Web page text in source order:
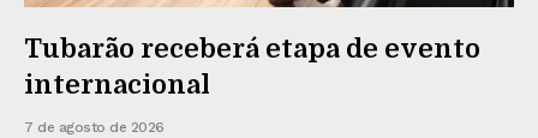
Tubarão receberá etapa de evento
internacional
7 de agosto de 2026